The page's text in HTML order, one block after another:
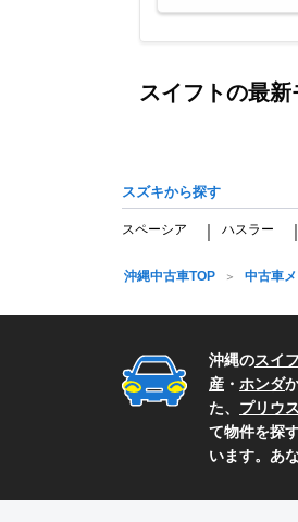
2
スイフトの最新
スズキから探す
スペーシア ハスラー
沖縄中古車TOP 中古車
沖縄のスイ
産 ・ ホンダ
た、 プリウス
て物件を探
います。あ